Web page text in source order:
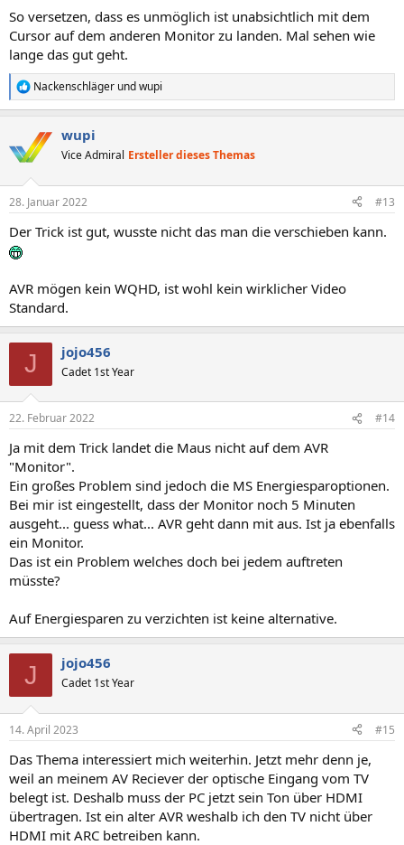
So versetzen, dass es unmöglich ist unabsichtlich mit dem
Cursor auf dem anderen Monitor zu landen. Mal sehen wie
lange das gut geht.
R
e
t
i
e
:
Nackenschläger undwupi
wupi
Vice Admiral Ersteller dieses Themas
28. Januar 2022 #13
Der Trick ist gut, wusste nicht das man die verschieben kann.
AVR mögen kein WQHD, ist wohl kein wirklicher Video
Standard.
J jojo456
Cadet 1st Year
22. Februar 2022 #14
Ja mit dem Trick landet die Maus nicht auf dem AVR
"Monitor".
Ein großes Problem sind jedoch die MS Energiesparoptionen.
Bei mir ist eingestellt, dass der Monitor noch 5 Minuten
ausgeht... guess what... AVR geht dann mit aus. Ist ja ebenfalls
ein Monitor.
Das ist ein Problem welches doch bei jedem auftreten
müsste?
Auf Energiesparen zu verzichten ist keine alternative.
J jojo456
Cadet 1st Year
14. April 2023 #15
Das Thema interessiert mich weiterhin. Jetzt mehr denn je,
weil an meinem AV Reciever der optische Eingang vom TV
belegt ist. Deshalb muss der PC jetzt sein Ton über HDMI
übertragen. Ist ein alter AVR weshalb ich den TV nicht über
HDMI mit ARC betreiben kann.